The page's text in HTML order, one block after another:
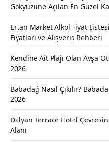
Gökyüzüne Açılan En Güzel
Ertan Market Alkol Fiyat
Fiyatları ve Alışveriş Rehberi
Kendine Ait Plajı Olan Avşa
2026
Babadağ Nasıl Çıkılır?
2026
Dalyan Terrace Hotel
Alanı